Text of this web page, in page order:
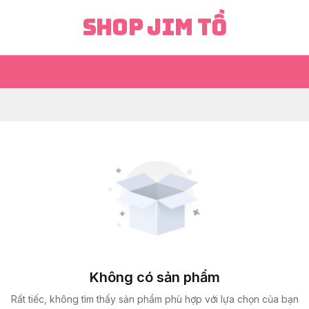
Shop Jim Tồ
Không có sản phẩm
Rất tiếc, không tìm thấy sản phẩm phù hợp với lựa chọn của bạn